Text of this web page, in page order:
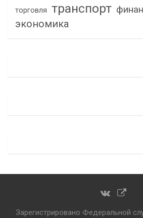
торговля транспорт
экономика
Зарегистрировано Федеральной